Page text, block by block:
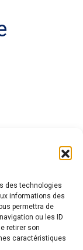
des technologies
informations des
permettra de
ou les ID
retirer son
caractéristiques